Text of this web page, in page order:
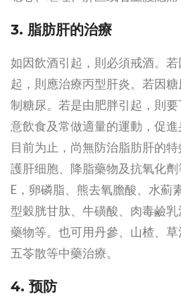
3. 脂肪肝的治療
如因飲酒引起，則必須戒酒。若
起，則應治療丙型肝炎。若因
制糖尿。若是由肥胖引起，則
意飲食及常做適量的運動，促
目前为止，尚無防治脂肪肝的
護肝细胞、降脂藥物及抗氧化劑
E，卵磷脂、熊去氧膽酸、水薊
型穀胱甘肽、牛磺酸、肉毒鹼
藥物等。也可用丹參、山楂、草
五苓散等中藥治療。
4. 预防